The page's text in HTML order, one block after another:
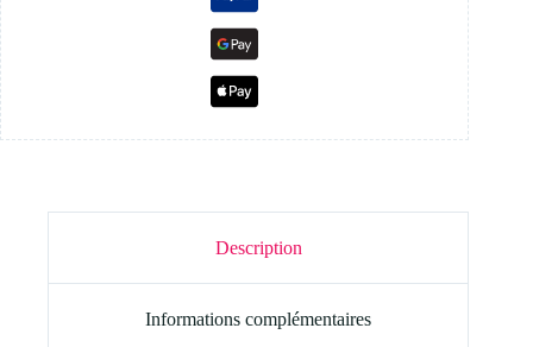
Description
Informations complémentaires